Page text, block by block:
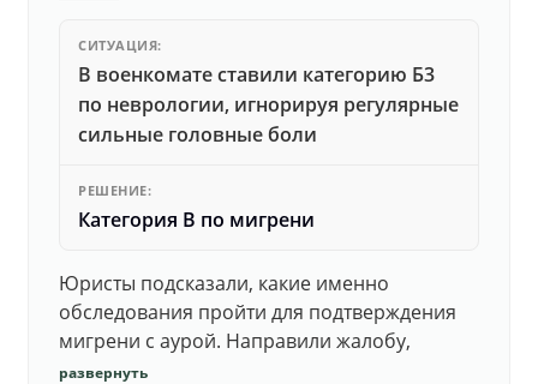
СИТУАЦИЯ:
В военкомате ставили категорию Б3
по неврологии, игнорируя регулярные
сильные головные боли
РЕШЕНИЕ:
Категория В по мигрени
Юристы подсказали, какие именно
обследования пройти для подтверждения
мигрени с аурой. Направили жалобу,
добились повторного осмотра и списания в
развернуть